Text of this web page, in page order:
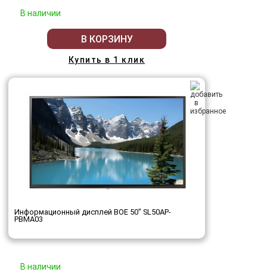
В наличии
В КОРЗИНУ
Купить в 1 клик
Информационный дисплей BOE 50" SL50AP-
PBMA03
В наличии